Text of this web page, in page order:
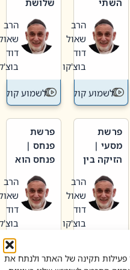
תקינה של האתר ולנתח את
וערב של
חיינו
הרב
שאול
דוד
בוצ'קו
לשמוע קול תורה – מדרש
האבות
הרב
שאול
דוד
בוצ'קו
לשמוע קול
פרשת
מסעי |
הזיקה בין
הגדול לעם הרב
שאול
דוד
בוצ'קו
לשמוע קול תורה – מדרש
פרשת
פנחס |
פנחס הוא
אליהו: בין
קנאות
הורסת
לקנאות
בונה
הרב
שאול
דוד
בוצ'קו
לשמוע קול